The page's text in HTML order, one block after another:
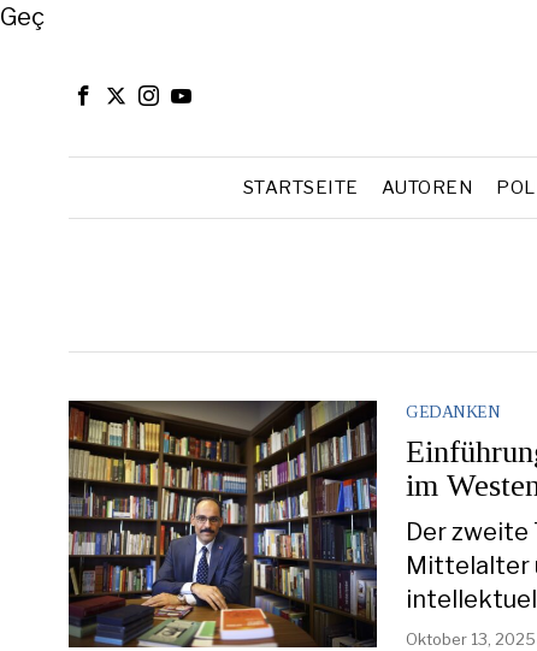
Close
Geç
STARTSEITE AUTOREN
GEDANKEN
im
Der zweite
Mittelalter
Oktober 13, 2025